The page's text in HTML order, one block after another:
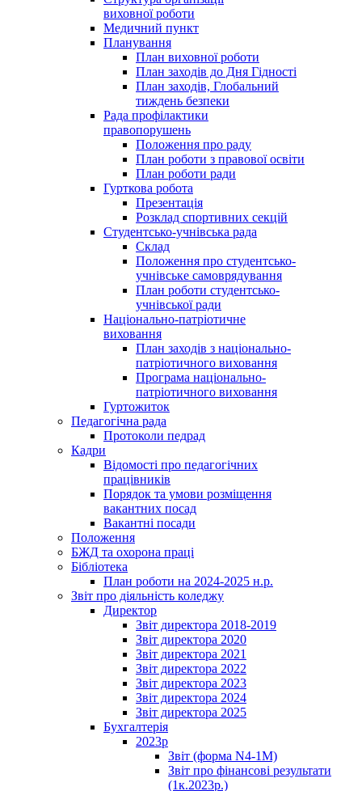
виховної роботи
Медичний пункт
Планування
План виховної роботи
План заходів до Дня Гідності
План заходів, Глобальний
тиждень безпеки
Рада профілактики
правопорушень
Положення про раду
План роботи з правової освіти
План роботи ради
Гурткова робота
Презентація
Розклад спортивних секцій
Студентсько-учнівська рада
Склад
Положення про студентсько-
учнівське самоврядування
План роботи студентсько-
учнівської ради
Національно-патріотичне
виховання
План заходів з національно-
патріотичного виховання
Програма національно-
патріотичного виховання
Гуртожиток
Педагогічна рада
Протоколи педрад
Кадри
Відомості про педагогічних
працівників
Порядок та умови розміщення
вакантних посад
Вакантні посади
Положення
БЖД та охорона праці
Бібліотека
План роботи на 2024-2025 н.р.
Звіт про діяльність коледжу
Директор
Звіт директора 2018-2019
Звіт директора 2020
Звіт директора 2021
Звіт директора 2022
Звіт директора 2023
Звіт директора 2024
Звіт директора 2025
Бухгалтерія
2023р
Звіт (форма N4-1M)
Звіт про фінансові результати
(1к.2023р.)